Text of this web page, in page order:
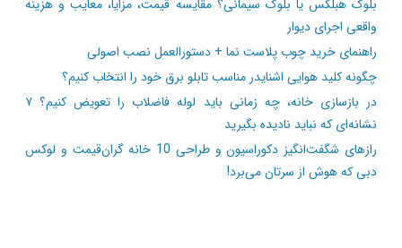
بلوک هبلکس یا بلوک سیمانی؟ مقایسه قیمت، مزایا، معایب و هزینه
واقعی اجرای دیوار
راهنمای خرید چوب پلاست نما + دستورالعمل نصب اصولی
چگونه کلید هوایی اشنایدر مناسب تابلو برق خود را انتخاب کنیم؟
در بازسازی خانه، چه زمانی باید لوله فاضلاب را تعویض کنیم؟ ۷
نشانه‌ای که نباید نادیده بگیرید
رازهای شگفت‌انگیز دکوراسیون و طراحی 10 خانه گران‌قیمت و لوکس
دبی که هوش از سرتان می‌برد!